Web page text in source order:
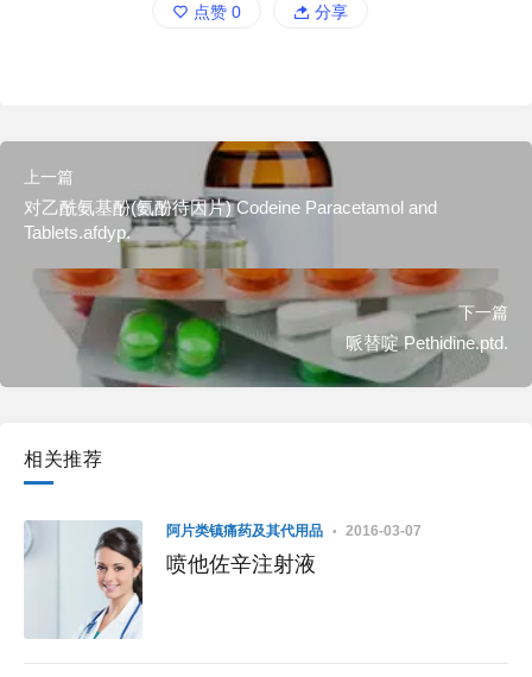
点赞 0 分享
上一篇
对乙酰氨基酚(氨酚待因片) Codeine Paracetamol and
Tablets.afdyp.
下一篇
哌替啶 Pethidine.ptd.
相关推荐
阿片类镇痛药及其代用品 2016-03-07
喷他佐辛注射液